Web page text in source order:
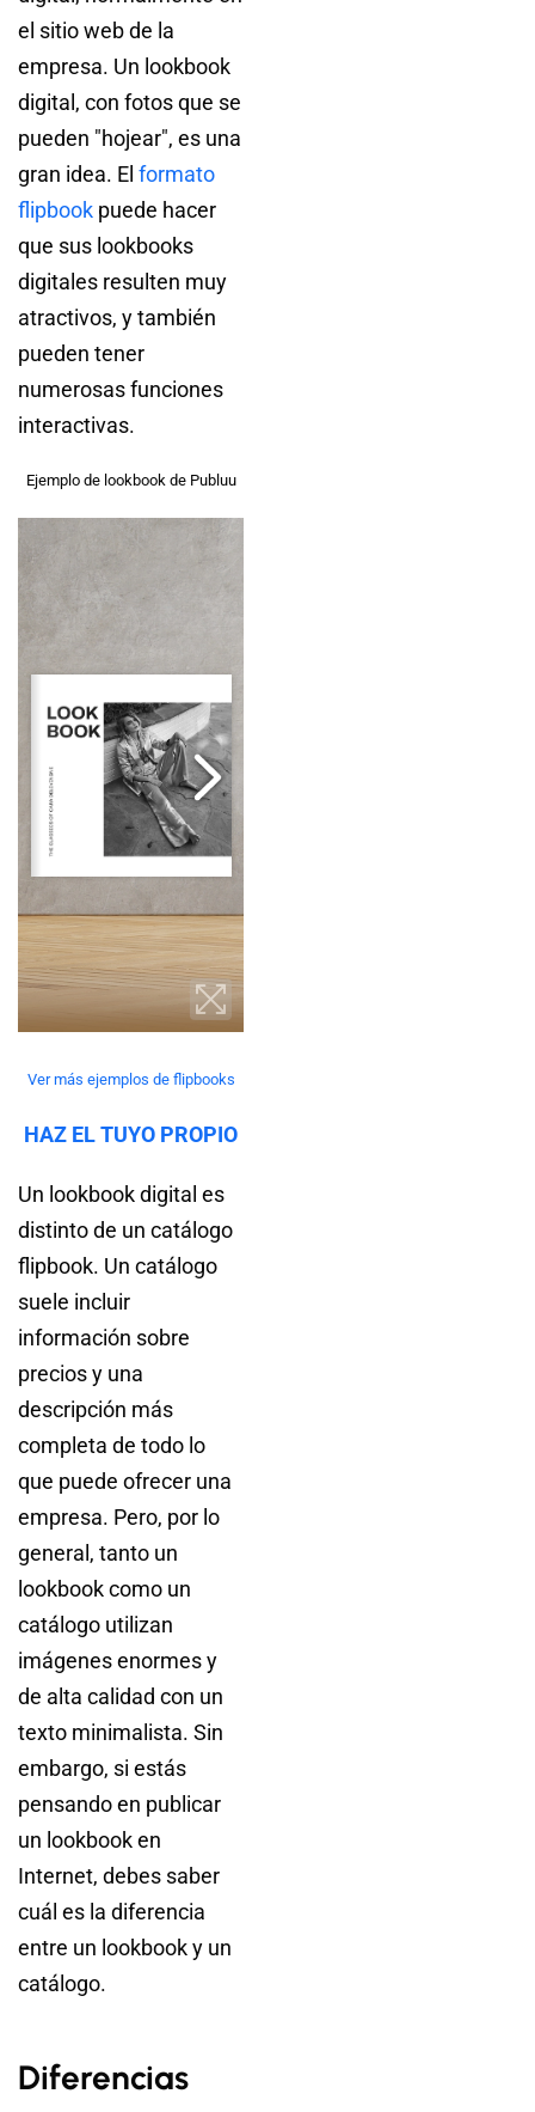
el sitio web de la
empresa. Un lookbook
digital, con fotos que se
pueden "hojear", es una
gran idea. El formato
flipbook puede hacer
que sus lookbooks
digitales resulten muy
atractivos, y también
pueden tener
numerosas funciones
interactivas.
Ejemplo de lookbook de Publuu
Ver más ejemplos de flipbooks
HAZ EL TUYO PROPIO
Un lookbook digital es
distinto de un catálogo
flipbook. Un catálogo
suele incluir
información sobre
precios y una
descripción más
completa de todo lo
que puede ofrecer una
empresa. Pero, por lo
general, tanto un
lookbook como un
catálogo utilizan
imágenes enormes y
de alta calidad con un
texto minimalista. Sin
embargo, si estás
pensando en publicar
un lookbook en
Internet, debes saber
cuál es la diferencia
entre un lookbook y un
catálogo.
Diferencias